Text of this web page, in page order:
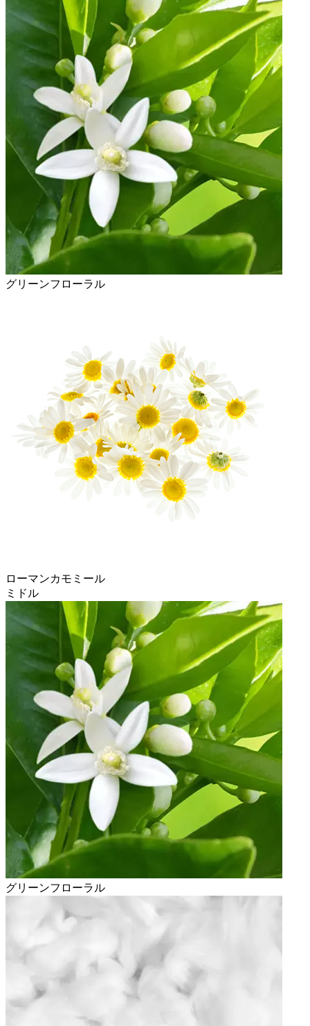
グリーンフローラル
ローマンカモミール
ミドル
グリーンフローラル